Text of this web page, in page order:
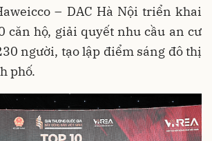
– DAC Hà Nội triển khai
căn hộ, giải quyết nhu cầu an cư
người, tạo lập điểm sáng đô thị
phố.